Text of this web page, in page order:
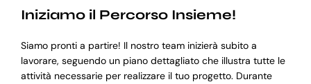
Iniziamo il Percorso Insieme!
Siamo pronti a partire! Il nostro team inizierà subito a
lavorare, seguendo un piano dettagliato che illustra tutte le
attività necessarie per realizzare il tuo progetto. Durante